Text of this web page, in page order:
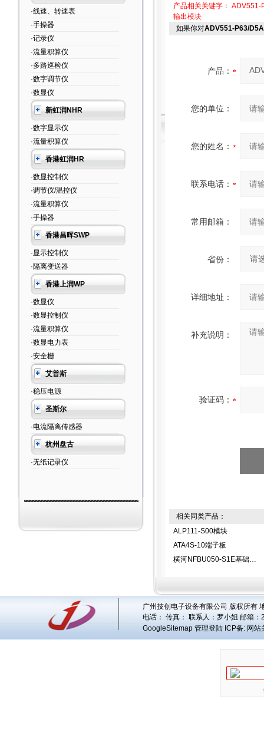
·线速、转速表
·手操器
·记录仪
·流量积算仪
·多路巡检仪
·数字调节仪
·数显仪
新虹润NHR
·数字显示仪
·流量积算仪
香港虹润HR
·数显控制仪
·调节仪/温控仪
·流量积算仪
·手操器
香港昌晖SWP
·显示控制仪
·隔离变送器
香港上润WP
·数显仪
·数显控制仪
·流量积算仪
·数显电力表
·安全栅
艾普斯
·稳压电源
圣斯尔
·电流隔离传感器
杭州盘古
·无纸记录仪
产品相关关键字： ADV551-
输出模块
如果你对ADV551-P63/
产品：
您的单位：
您的姓名：
联系电话：
常用邮箱：
省份：
详细地址：
补充说明：
验证码：
相关同类产品：
ALP111-S00模块
ATA4S-10端子板
横河NFBU050-S1E基础模块
广州技创电子设备有限公司 版权所有
电话： 传真： 联系人： 罗小姐 邮箱：
GoogleSitemap 管理登陆 ICP备: 网站